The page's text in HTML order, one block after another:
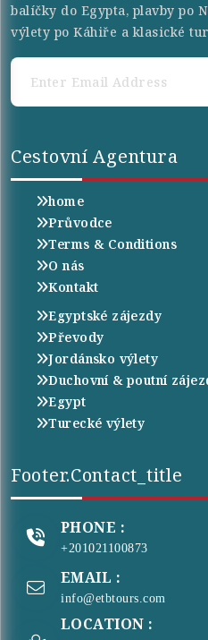
balíčky do Egypta, plavby po
výlety po Káhiře a klasické
Cestovní Agentura
home
Průvodce
Terms & Conditions
O nás
Kontakt
Egyptské zájezdy
Převody
Jordánsko výlety
Duchovní & poutní
Egypt
Turecké výlety
Footer.contact_title
PHONE :
+201021100873
EMAIL :
info@etbtours.com
LOCATION :